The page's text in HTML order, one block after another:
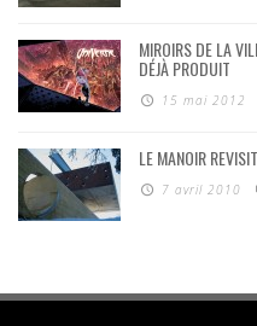
MIROIRS DE LA
DÉJÀ PRODUIT
15 mai 2012
LE MANOIR
7 avril 2010